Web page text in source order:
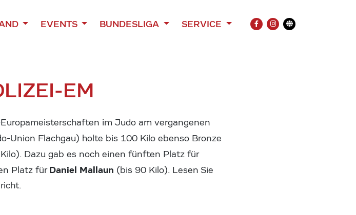
EVENTS BUNDESLIGA SERVICE
FACEBOOK
INSTAGRAM
Übersetzung
EM
im Judo am vergangenen
Union Flachgau) holte bis 100 Kilo ebenso Bronze
Dazu gab es noch einen fünften Platz für
Platz fürDaniel Mallaun (bis 90 Kilo). Lesen Sie